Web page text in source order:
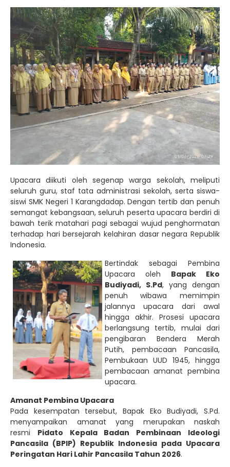
Upacara diikuti oleh segenap warga sekolah, meliputi
seluruh guru, staf tata administrasi sekolah, serta siswa-
siswi SMK Negeri 1 Karangdadap. Dengan tertib dan penuh
semangat kebangsaan, seluruh peserta upacara berdiri di
bawah terik matahari pagi sebagai wujud penghormatan
terhadap hari bersejarah kelahiran dasar negara Republik
Indonesia.
Bertindak sebagai Pembina
Upacara oleh Bapak Eko
Budiyadi, S.Pd, yang dengan
penuh wibawa memimpin
jalannya upacara dari awal
hingga akhir. Prosesi upacara
berlangsung tertib, mulai dari
pengibaran Bendera Merah
Putih, pembacaan Pancasila,
Pembukaan UUD 1945, hingga
pembacaan amanat pembina
upacara.
Amanat Pembina Upacara
Pada kesempatan tersebut, Bapak Eko Budiyadi, S.Pd.
menyampaikan amanat yang merupakan naskah
resmi Pidato Kepala Badan Pembinaan Ideologi
Pancasila (BPIP) Republik Indonesia pada Upacara
Peringatan Hari Lahir Pancasila Tahun 2026.